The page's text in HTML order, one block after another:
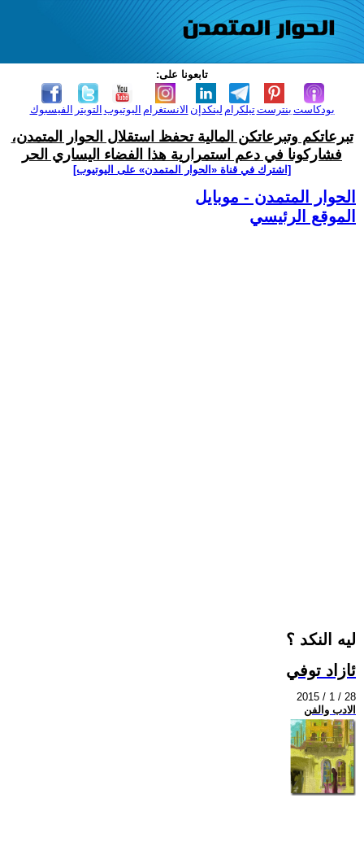
تابعونا على:
الفيسبوك التويتر اليوتيوب الانستغرام لينكدإن تيلكرامبنترست بودكاست
تبرعاتكم وتبرعاتكن المالية تحفظ استقلال الحوار المتمدن،
فشاركونا في دعم استمرارية هذا الفضاء اليساري الحر
[اشترك في قناة ‫«الحوار المتمدن» على اليوتيوب]
الحوار المتمدن - موبايل
الموقع الرئيسي
ليه النكد ؟
ئازاد توفي
2015 / 1 / 28
الادب والفن